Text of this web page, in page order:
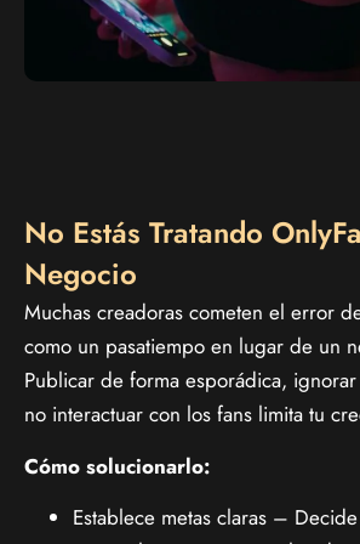
No Estás Tratando
Negocio
Muchas creadoras cometen el error
como un pasatiempo en lugar de un
Publicar de forma esporádica, ignorar
no interactuar con los fans limita tu
Cómo solucionarlo:
Establece metas claras –